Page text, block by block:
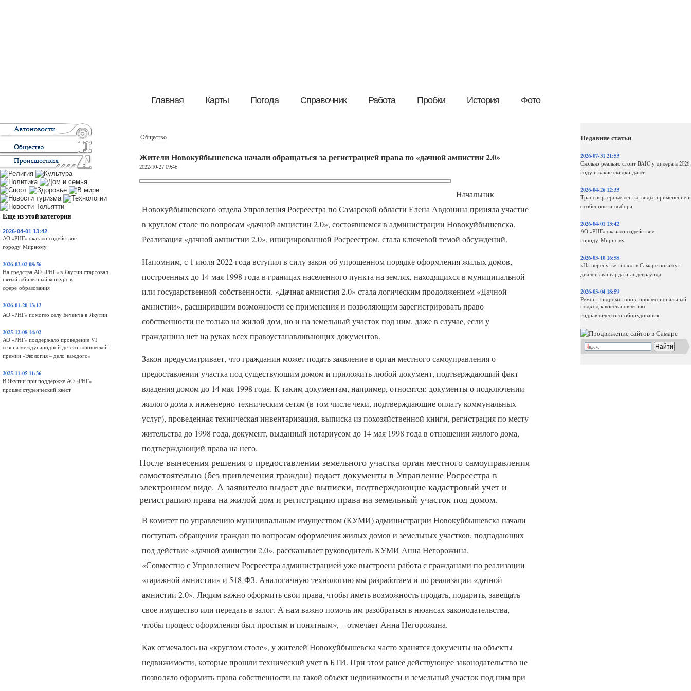
Главная Карты Погода Справочник Работа Пробки История Фото
Еще из этой категории
2026-04-01 13:42
АО «РНГ» оказало содействие
городу Мирному
2026-03-02 08:56
На средства АО «РНГ» в Якутии стартовал
пятый юбилейный конкурс в
сфере образования
2026-01-20 13:13
АО «РНГ» помогло селу Беченча в Якутии
2025-12-08 14:02
АО «РНГ» поддержало проведение VI
сезона международной детско-юношеской
премии «Экология – дело каждого»
2025-11-05 11:36
В Якутии при поддержке АО «РНГ»
прошел студенческий квест
Недавние статьи
2026-07-31 21:53
Сколько реально стоит BAIC у дилера в 2026
году и какие скидки дают
2026-04-26 12:33
Транспортерные ленты: виды, применение и
особенности выбора
2026-04-01 13:42
АО «РНГ» оказало содействие
городу Мирному
2026-03-10 16:58
«На перепутье эпох»: в Самаре покажут
диалог авангарда и андеграунда
2026-03-04 18:59
Ремонт гидромоторов: профессиональный
подход к восстановлению
гидравлического оборудования
Общество
Жители Новокуйбышевска начали обращаться за регистрацией права по «дачной амнистии 2.0»
2022-10-27 09:46
Начальник
Новокуйбышевского отдела Управления Росреестра по Самарской области Елена Авдонина приняла участие
в круглом столе по вопросам «дачной амнистии 2.0», состоявшемся в администрации Новокуйбышевска.
Реализация «дачной амнистии 2.0», инициированной Росреестром, стала ключевой темой обсуждений.
Напомним, с 1 июля 2022 года вступил в силу закон об упрощенном порядке оформления жилых домов,
построенных до 14 мая 1998 года в границах населенного пункта на землях, находящихся в муниципальной
или государственной собственности. «Дачная амнистия 2.0» стала логическим продолжением «Дачной
амнистии», расширившим возможности ее применения и позволяющим зарегистрировать право
собственности не только на жилой дом, но и на земельный участок под ним, даже в случае, если у
гражданина нет на руках всех правоустанавливающих документов.
Закон предусматривает, что гражданин может подать заявление в орган местного самоуправления о
предоставлении участка под существующим домом и приложить любой документ, подтверждающий факт
владения домом до 14 мая 1998 года. К таким документам, например, относятся: документы о подключении
жилого дома к инженерно-техническим сетям (в том числе чеки, подтверждающие оплату коммунальных
услуг), проведенная техническая инвентаризация, выписка из похозяйственной книги, регистрация по месту
жительства до 1998 года, документ, выданный нотариусом до 14 мая 1998 года в отношении жилого дома,
подтверждающий права на него.
После вынесения решения о предоставлении земельного участка орган местного самоуправления
самостоятельно (без привлечения граждан) подаст документы в Управление Росреестра в
электронном виде. А заявителю выдаст две выписки, подтверждающие кадастровый учет и
регистрацию права на жилой дом и регистрацию права на земельный участок под домом.
В комитет по управлению муниципальным имуществом (КУМИ) администрации Новокуйбышевска начали
поступать обращения граждан по вопросам оформления жилых домов и земельных участков, подпадающих
под действие «дачной амнистии 2.0», рассказывает руководительКУМИ Анна Негорожина.
«Совместно с Управлением Росреестра администрацией уже выстроена работа с гражданами по реализации
«гаражной амнистии» и 518-ФЗ. Аналогичную технологию мы разработаем и по реализации «дачной
амнистии 2.0». Людям важно оформить свои права, чтобы иметь возможность продать, подарить, завещать
свое имущество или передать в залог. А нам важно помочь им разобраться в нюансах законодательства,
чтобы процесс оформления был простым и понятным», – отмечает Анна Негорожина.
Как отмечалось на «круглом столе», у жителей Новокуйбышевска часто хранятся документы на объекты
недвижимости, которые прошли технический учет в БТИ. При этом ранее действующее законодательство не
позволяло оформить права собственности на такой объект недвижимости и земельный участок под ним при